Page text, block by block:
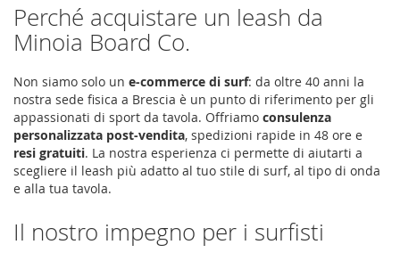
Perché acquistare un leash da
Minoia Board Co.
Non siamo solo un e-commerce di surf: da oltre 40 anni la
nostra sede fisica a Brescia è un punto di riferimento per gli
appassionati di sport da tavola. Offriamo consulenza
personalizzata post-vendita, spedizioni rapide in 48 ore e
resi gratuiti. La nostra esperienza ci permette di aiutarti a
scegliere il leash più adatto al tuo stile di surf, al tipo di onda
e alla tua tavola.
Il nostro impegno per i surfisti